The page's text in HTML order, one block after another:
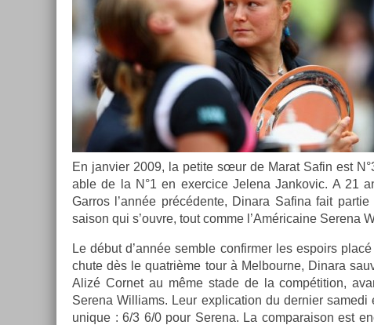
En jan­vi­er 2009, la petite sœur de Marat Safin est
able de la N°1 en ex­er­cice Jelena Jan­kovic. A 21
Garros l’année précédente, Di­nara Safina fait
saison qui s’ouvre, tout comme l’Américaine Serena
Le début d’année semble con­firm­er les es­poirs
chute dès le quat­rième tour à Mel­bour­ne, Di­nara
Alizé Cor­net au même stade de la com­péti­tion,
Serena Wil­liams. Leur ex­plica­tion du de­rni­er samedi
uni­que : 6/3 6/0 pour Serena. La com­paraison est